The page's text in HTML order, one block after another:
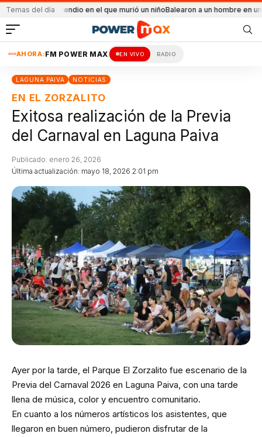
Temas del día
el incendio en el que murió un niñoBalearon a un hombre en un conflicto
AHORA: FM POWER MAX EN VIVO RADIO
LAGUNA PAIVA NOTICIAS
EN EL ZORZALITO
Exitosa realización de la Previa
del Carnaval en Laguna Paiva
Última actualización: mayo 18, 2026 2:01 pm
Publicado: enero 26, 2026
Ayer por la tarde, el Parque El Zorzalito fue escenario de la
Previa del Carnaval 2026 en Laguna Paiva, con una tarde
llena de música, color y encuentro comunitario.
En cuanto a los números artísticos los asistentes, que
llegaron en buen número, pudieron disfrutar de la